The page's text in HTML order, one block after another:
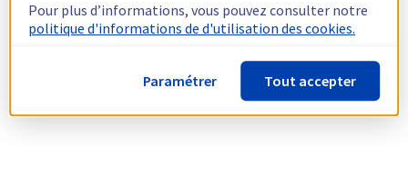
Pour plus d’informations, vous pouvez consulter notre
politique d'informations de d'utilisation des cookies.
Paramétrer Tout accepter